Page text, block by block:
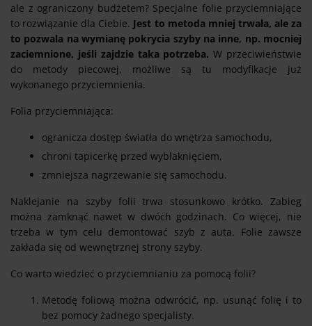
ale z ograniczony budżetem? Specjalne folie przyciemniające
to rozwiązanie dla Ciebie. Jest to metoda mniej trwała, ale za
to pozwala na wymianę pokrycia szyby na inne, np. mocniej
zaciemnione, jeśli zajdzie taka potrzeba. W przeciwieństwie
do metody piecowej, możliwe są tu modyfikacje już
wykonanego przyciemnienia.
Folia przyciemniająca:
ogranicza dostęp światła do wnętrza samochodu,
chroni tapicerkę przed wyblaknięciem,
zmniejsza nagrzewanie się samochodu.
Naklejanie na szyby folii trwa stosunkowo krótko. Zabieg
można zamknąć nawet w dwóch godzinach. Co więcej, nie
trzeba w tym celu demontować szyb z auta. Folie zawsze
zakłada się od wewnętrznej strony szyby.
Co warto wiedzieć o przyciemnianiu za pomocą folii?
Metodę foliową można odwrócić, np. usunąć folię i to
bez pomocy żadnego specjalisty.